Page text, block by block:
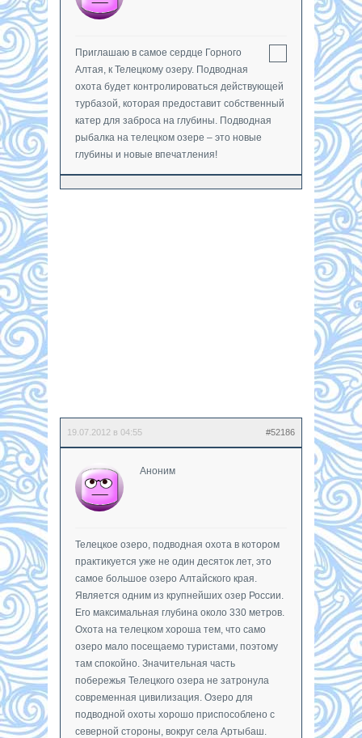
Приглашаю в самое сердце Горного
Алтая, к Телецкому озеру. Подводная
охота будет контролироваться действующей
турбазой, которая предоставит собственный
катер для заброса на глубины. Подводная
рыбалка на телецком озере – это новые
глубины и новые впечатления!
19.07.2012 в 04:55 #52186
Аноним
Телецкое озеро, подводная охота в котором
практикуется уже не один десяток лет, это
самое большое озеро Алтайского края.
Является одним из крупнейших озер России.
Его максимальная глубина около 330 метров.
Охота на телецком хороша тем, что само
озеро мало посещаемо туристами, поэтому
там спокойно. Значительная часть
побережья Телецкого озера не затронула
современная цивилизация. Озеро для
подводной охоты хорошо приспособлено с
северной стороны, вокруг села Артыбаш.